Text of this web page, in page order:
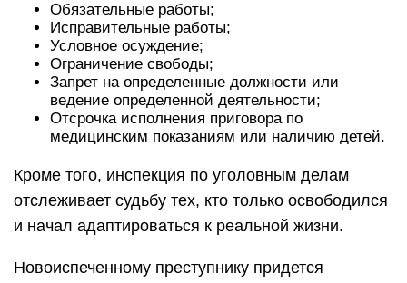
Обязательные работы;
Исправительные работы;
Условное осуждение;
Ограничение свободы;
Запрет на определенные должности или
ведение определенной деятельности;
Отсрочка исполнения приговора по
медицинским показаниям или наличию детей.
Кроме того, инспекция по уголовным делам
отслеживает судьбу тех, кто только освободился
и начал адаптироваться к реальной жизни.
Новоиспеченному преступнику придется